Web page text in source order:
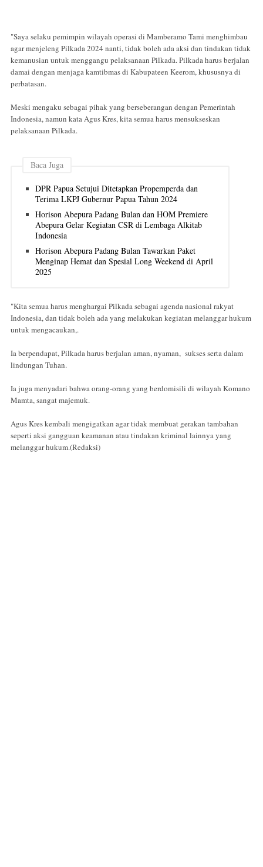
"Saya selaku pemimpin wilayah operasi di Mamberamo Tami menghimbau
agar menjeleng Pilkada 2024 nanti, tidak boleh ada aksi dan tindakan tidak
kemanusian untuk menggangu pelaksanaan Pilkada. Pilkada harus berjalan
damai dengan menjaga kamtibmas di Kabupateen Keerom, khususnya di
perbatasan.
Meski mengaku sebagai pihak yang berseberangan dengan Pemerintah
Indonesia, namun kata Agus Kres, kita semua harus mensukseskan
pelaksanaan Pilkada.
Baca Juga
DPR Papua Setujui Ditetapkan Propemperda dan
Terima LKPJ Gubernur Papua Tahun 2024
Horison Abepura Padang Bulan dan HOM Premiere
Abepura Gelar Kegiatan CSR di Lembaga Alkitab
Indonesia
Horison Abepura Padang Bulan Tawarkan Paket
Menginap Hemat dan Spesial Long Weekend di April
2025
"Kita semua harus menghargai Pilkada sebagai agenda nasional rakyat
Indonesia, dan tidak boleh ada yang melakukan kegiatan melanggar hukum
untuk mengacaukan,.
Ia berpendapat, Pilkada harus berjalan aman, nyaman, sukses serta dalam
lindungan Tuhan.
Ia juga menyadari bahwa orang-orang yang berdomisili di wilayah Komano
Mamta, sangat majemuk.
Agus Kres kembali mengigatkan agar tidak membuat gerakan tambahan
seperti aksi gangguan keamanan atau tindakan kriminal lainnya yang
melanggar hukum.(Redaksi)